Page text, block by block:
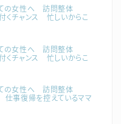
の女性へ 訪問整体
チャンス 忙しいからこ
の女性へ 訪問整体
チャンス 忙しいからこ
の女性へ 訪問整体
復帰を控えているママ